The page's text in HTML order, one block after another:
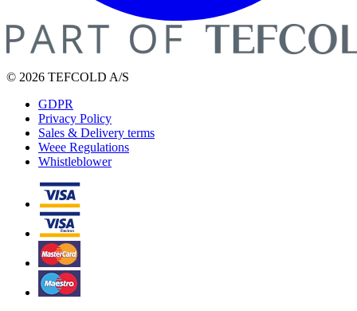
© 2026 TEFCOLD A/S
GDPR
Privacy Policy
Sales & Delivery terms
Weee Regulations
Whistleblower